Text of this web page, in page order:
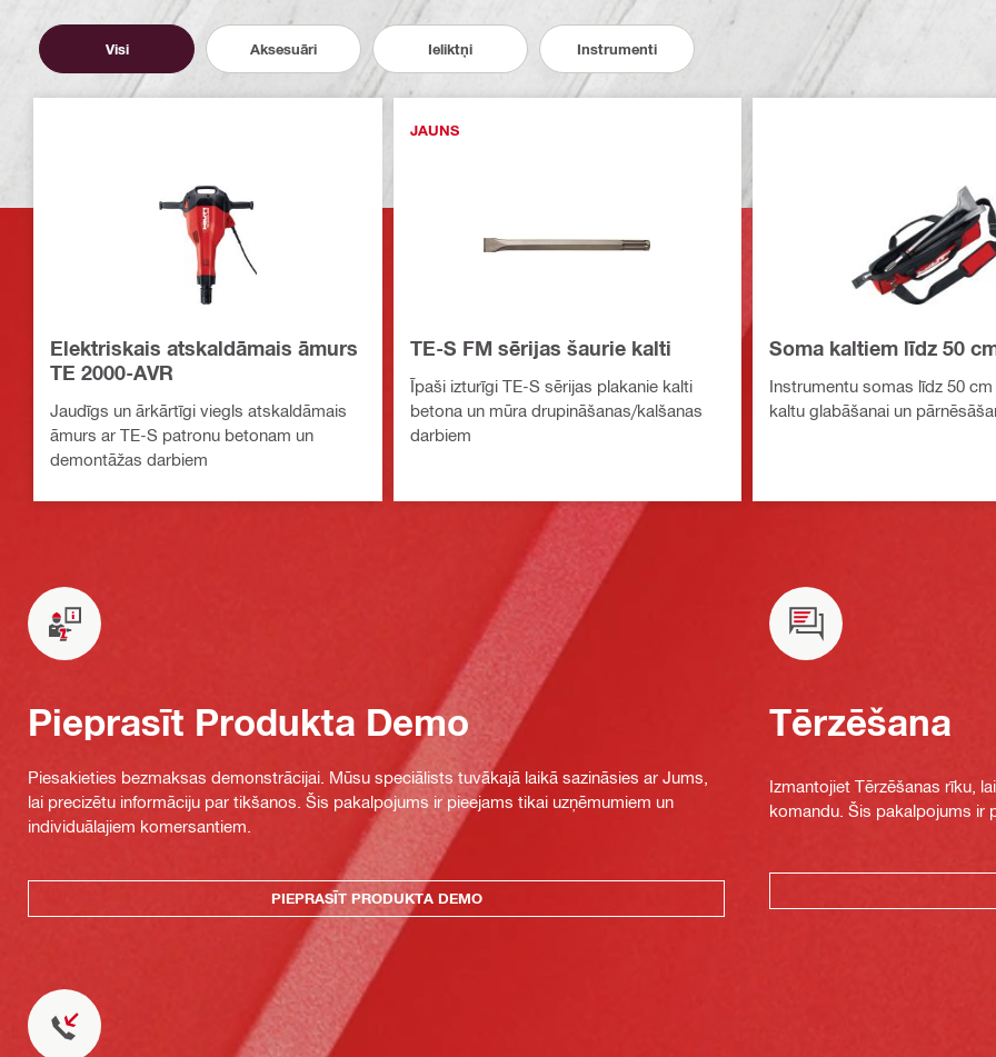
Visi Aksesuāri Ieliktņi Instrumenti
Elektriskais atskaldāmais āmurs
TE 2000-AVR
Jaudīgs un ārkārtīgi viegls atskaldāmais
āmurs ar TE-S patronu betonam un
demontāžas darbiem
JAUNS
TE-S FM sērijas šaurie kalti
Īpaši izturīgi TE-S sērijas plakanie kalti
betona un mūra drupināšanas/kalšanas
darbiem
Soma kaltiem līdz 50
Instrumentu somas līdz 50 cm
kaltu glabāšanai un
Pieprasīt Produkta Demo
Piesakieties bezmaksas demonstrācijai. Mūsu speciālists tuvākajā laikā sazināsies ar Jums,
lai precizētu informāciju par tikšanos. Šis pakalpojums ir pieejams tikai uzņēmumiem un
individuālajiem komersantiem.
PIEPRASĪT PRODUKTA DEMO
Tērzēšana
Izmantojiet Tērzēšanas rīku,
komandu. Šis pakalpojums ir